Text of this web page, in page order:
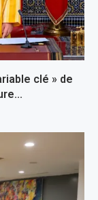
clé » de